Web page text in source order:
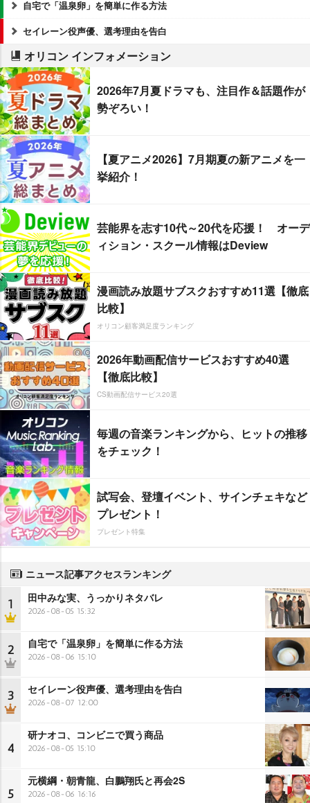
自宅で「温泉卵」を簡単に作る方法
セイレーン役声優、選考理由を告白
オリコン インフォメーション
2026年7月夏ドラマも、注目作＆話題作が
勢ぞろい！
【夏アニメ2026】7月期夏の新アニメを一
挙紹介！
芸能界を志す10代～20代を応援！ オーデ
ィション・スクール情報はDeview
漫画読み放題サブスクおすすめ11選【徹底
比較】
オリコン顧客満足度ランキング
2026年動画配信サービスおすすめ40選
【徹底比較】
CS動画配信サービス20選
毎週の音楽ランキングから、ヒットの推移
をチェック！
試写会、登壇イベント、サインチェキなど
プレゼント！
プレゼント特集
ニュース記事アクセスランキング
1 田中みな実、うっかりネタバレ
2026-08-05 15:32
2 自宅で「温泉卵」を簡単に作る方法
2026-08-06 15:10
3 セイレーン役声優、選考理由を告白
2026-08-07 12:00
4
研ナオコ、コンビニで買う商品
2026-08-05 15:10
5
元横綱・朝青龍、白鵬翔氏と再会2S
2026-08-06 16:16